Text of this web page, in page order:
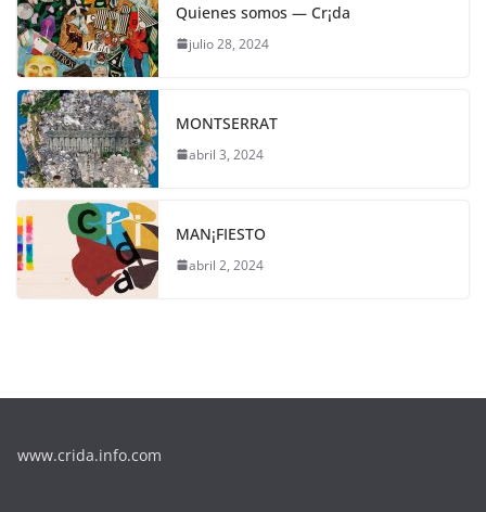
Quienes somos — Cr¡da
julio 28, 2024
MONTSERRAT
abril 3, 2024
MAN¡FIESTO
abril 2, 2024
www.crida.info.com